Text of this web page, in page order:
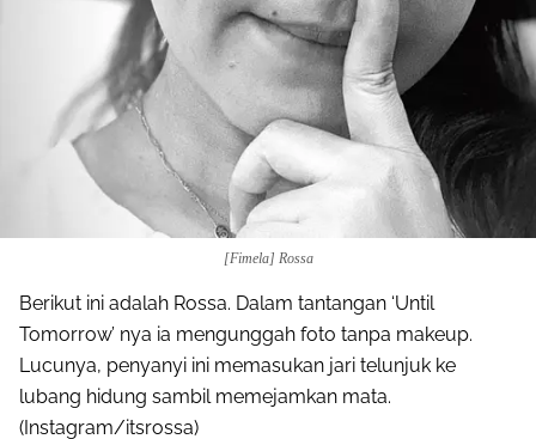
[Fimela] Rossa
Berikut ini adalah Rossa. Dalam tantangan ‘Until
Tomorrow’ nya ia mengunggah foto tanpa makeup.
Lucunya, penyanyi ini memasukan jari telunjuk ke
lubang hidung sambil memejamkan mata.
(Instagram/itsrossa)